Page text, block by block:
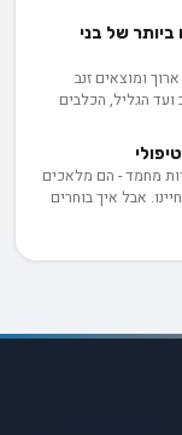
של בני
ומוצאים זנב
הגליל, הכלבים
שלנו? ומה
את בריאותנו
מחמד - הם מלאכים
אבל איך בוחרים
לשותף רגשי אמיתי.